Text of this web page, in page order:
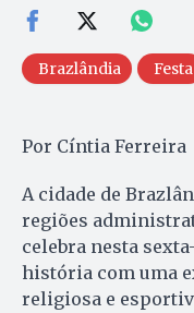
Brazlândia Festa
Por Cíntia Ferreira
A cidade de
regiões
celebra nesta
história com uma
religiosa e